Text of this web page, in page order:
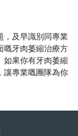
，及早識別同專業
嘅牙肉萎縮治療方
如果你有牙肉萎縮
讓專業嘅團隊為你